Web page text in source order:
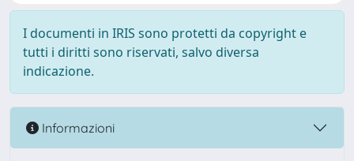
I documenti in IRIS sono protetti da copyright e
tutti i diritti sono riservati, salvo diversa
indicazione.
Informazioni